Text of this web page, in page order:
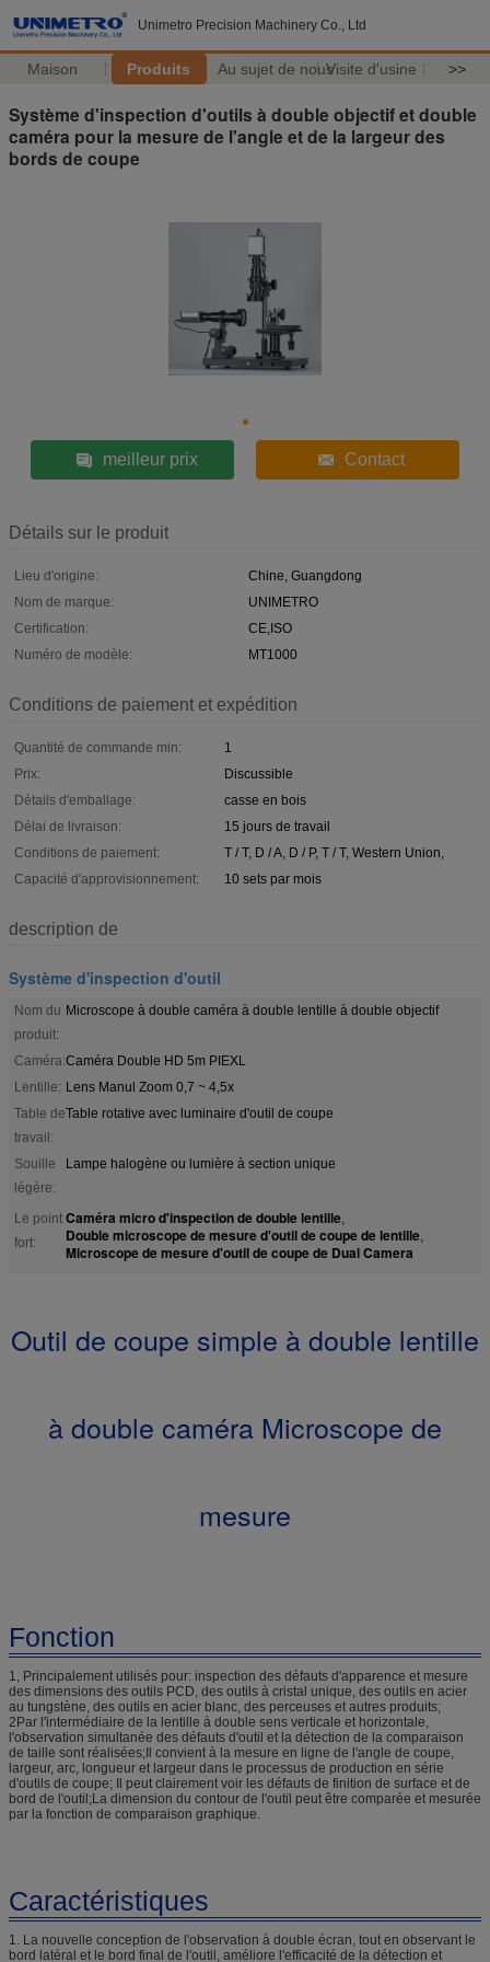
Unimetro Precision Machinery Co., Ltd
Maison Produits Au sujet de nousVisite d'usine >>
Système d'inspection d'outils à double objectif et double
caméra pour la mesure de l'angle et de la largeur des
bords de coupe
meilleur prix Contact
Détails sur le produit
Lieu d'origine:
Chine, Guangdong
Nom de marque:
UNIMETRO
Certification:
CE,ISO
Numéro de modèle:
MT1000
Conditions de paiement et expédition
Quantité de commande min:
1
Prix:
Discussible
Détails d'emballage:
casse en bois
Délai de livraison:
15 jours de travail
Conditions de paiement:
T / T, D / A, D / P, T / T, Western Union,
Capacité d'approvisionnement:
10 sets par mois
description de
Système d'inspection d'outil
Nom du
produit:
Microscope à double caméra à double lentille à double objectif
Caméra:Caméra Double HD 5m PIEXL
Lentille: Lens Manul Zoom 0,7 ~ 4,5x
Table de
travail:
Table rotative avec luminaire d'outil de coupe
Souille
légère:
Lampe halogène ou lumière à section unique
Le point
fort:
Caméra micro d'inspection de double lentille,
Double microscope de mesure d'outil de coupe de lentille,
Microscope de mesure d'outil de coupe de Dual Camera
Outil de coupe simple à double lentille
à double caméra Microscope de
mesure
Fonction
1, Principalement utilisés pour: inspection des défauts d'apparence et mesure
des dimensions des outils PCD, des outils à cristal unique, des outils en acier
au tungstène, des outils en acier blanc, des perceuses et autres produits;
2Par l'intermédiaire de la lentille à double sens verticale et horizontale,
l'observation simultanée des défauts d'outil et la détection de la comparaison
de taille sont réalisées;Il convient à la mesure en ligne de l'angle de coupe,
largeur, arc, longueur et largeur dans le processus de production en série
d'outils de coupe; Il peut clairement voir les défauts de finition de surface et de
bord de l'outil;La dimension du contour de l'outil peut être comparée et mesurée
par la fonction de comparaison graphique.
Caractéristiques
1. La nouvelle conception de l'observation à double écran, tout en observant le
bord latéral et le bord final de l'outil, améliore l'efficacité de la détection et